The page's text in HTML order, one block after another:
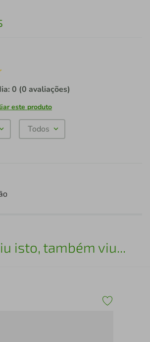
0 (0 avaliações)
este produto
Todos
isto, também viu...